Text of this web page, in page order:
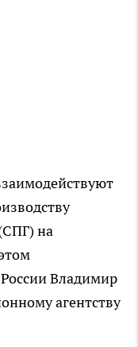
на
Владимир
агентству